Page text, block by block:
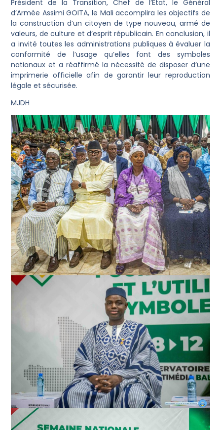
Président de la Transition, Chef de l’État, le Général
d’Armée Assimi GOITA, le Mali accomplira les objectifs de
la construction d’un citoyen de type nouveau, armé de
valeurs, de culture et d’esprit républicain. En conclusion, il
a invité toutes les administrations publiques à évaluer la
conformité de l’usage qu’elles font des symboles
nationaux et a réaffirmé la nécessité de disposer d’une
imprimerie officielle afin de garantir leur reproduction
légale et sécurisée.
MJDH